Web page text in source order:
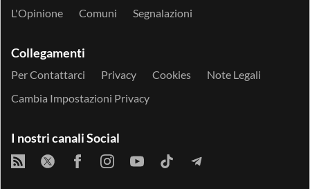
L'Opinione
Comuni Segnalazioni
Collegamenti
Per Contattarci Privacy Cookies
Note Legali
Cambia Impostazioni Privacy
I nostri canali Social